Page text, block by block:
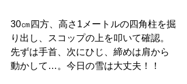
30㎝四方、高さ1メートルの四角柱を掘
り出し、スコップの上を叩いて確認。
先ずは手首、次にひじ、締めは肩から
動かして…。今日の雪は大丈夫！！